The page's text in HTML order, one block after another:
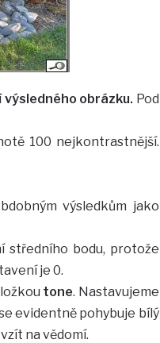
obrázku. Pod
100 nejkontrastnější.
výsledkům jako
středního bodu, protože
je 0.
tone. Nastavujeme
evidentně pohybuje bílý
na vědomí.